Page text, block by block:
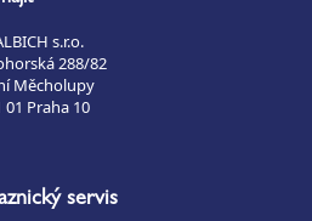
s.r.o.
288/82
Měcholupy
01 Praha 10
servis